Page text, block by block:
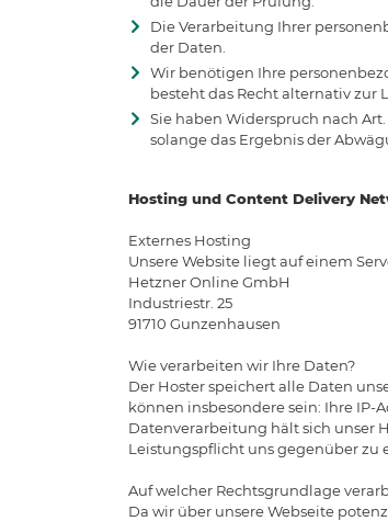
Die Verarbeitung Ihrer
der Daten.
Wir benötigen Ihre
besteht das Recht alternativ zur
Sie haben Widerspruch nach
solange das Ergebnis der
Hosting und Content Delivery
Externes Hosting
Unsere Website liegt auf einem
Hetzner Online GmbH
Industriestr. 25
91710 Gunzenhausen
Wie verarbeiten wir Ihre Daten?
Der Hoster speichert alle Daten
können insbesondere sein: Ihre
Datenverarbeitung hält sich unser
Leistungspflicht uns gegenüber zu
Auf welcher Rechtsgrundlage
Da wir über unsere Webseite